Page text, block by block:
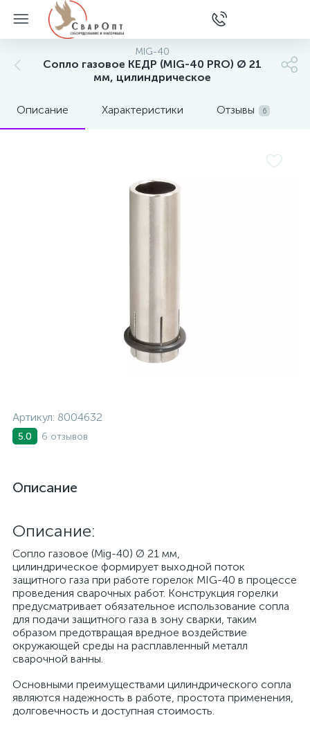
MIG-40
Сопло газовое КЕДР (MIG-40 PRO) Ø 21
мм, цилиндрическое
Описание Характеристики Отзывы 6
Артикул: 8004632
5.0 6 отзывов
Описание
Описание:
Сопло газовое (Mig-40) Ø 21 мм,
цилиндрическое формирует выходной поток
защитного газа при работе горелок MIG-40 в процессе
проведения сварочных работ. Конструкция горелки
предусматривает обязательное использование сопла
для подачи защитного газа в зону сварки, таким
образом предотвращая вредное воздействие
окружающей среды на расплавленный металл
сварочной ванны.
Основными преимуществами цилиндрического сопла
являются надежность в работе, простота применения,
долговечность и доступная стоимость.